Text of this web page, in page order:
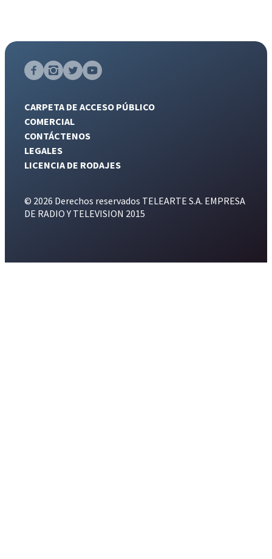
CARPETA DE ACCESO PÚBLICO
COMERCIAL
CONTÁCTENOS
LEGALES
LICENCIA DE RODAJES
© 2026 Derechos reservados TELEARTE S.A. EMPRESA
DE RADIO Y TELEVISION 2015